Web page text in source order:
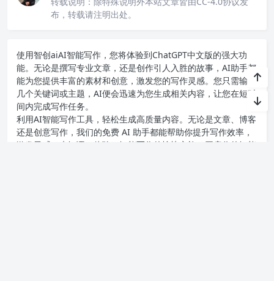
布，转载请注明出处。
使用智创aiAI智能写作 ，您将体验到ChatGPT中文版的强大功
能。无论是撰写专业文章，还是创作引人入胜的故事，AI助手都
能为您提供丰富的素材和创意，激发您的写作灵感。您只需输入
几个关键词或主题，AI便会迅速为您生成相关内容，让您在短时
间内完成写作任务。
利用AI智能写作工具，轻松生成高质量内容。无论是文章、博客
还是创意写作，我们的免费 AI 助手都能帮助你提升写作效率，
激发灵感。来智语AI体验
AI智能写作 的愉快之旅，开启你的智能